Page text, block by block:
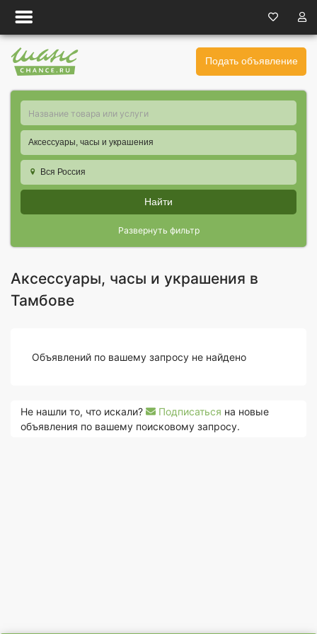
Подать объявление
Аксессуары, часы и украшения
Вся Россия
Найти
Развернуть фильтр
Аксессуары, часы и украшения в
Тамбове
Объявлений по вашему запросу не найдено
Не нашли то, что искали? Подписаться на новые
объявления по вашему поисковому запросу.